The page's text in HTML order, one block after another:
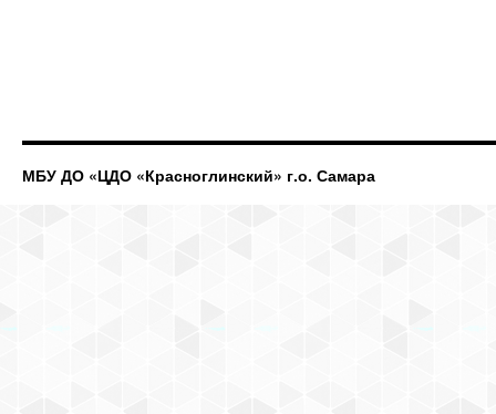
МБУ ДО «ЦДО «Красноглинский» г.о. Самара